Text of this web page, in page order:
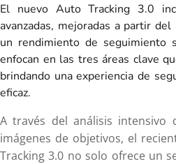
El nuevo Auto Tracking 3.0
avanzadas, mejoradas a partir
un rendimiento de seguimiento
enfocan en las tres áreas clave
brindando una experiencia de
eficaz.
A través del análisis intensivo
imágenes de objetivos, el
Tracking 3.0 no solo ofrece un